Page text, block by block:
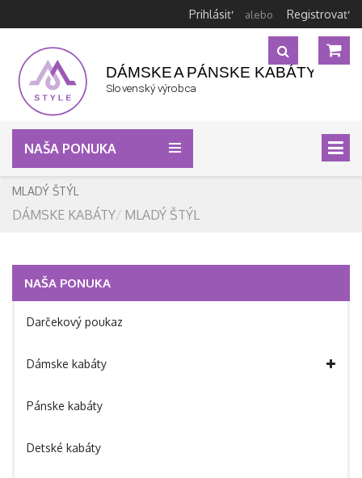
Prihlásiť alebo Registrovať
NAŠA PONUKA
MLADÝ ŠTÝL
DÁMSKE KABÁTY MLADÝ ŠTÝL
NAŠA PONUKA
Darčekový poukaz
Dámske kabáty
Pánske kabáty
Detské kabáty